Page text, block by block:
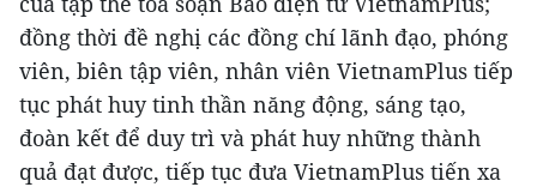
đồng thời đề nghị các đồng chí lãnh đạo, phóng
viên, biên tập viên, nhân viên VietnamPlus tiếp
tục phát huy tinh thần năng động, sáng tạo,
đoàn kết để duy trì và phát huy những thành
quả đạt được, tiếp tục đưa VietnamPlus tiến xa